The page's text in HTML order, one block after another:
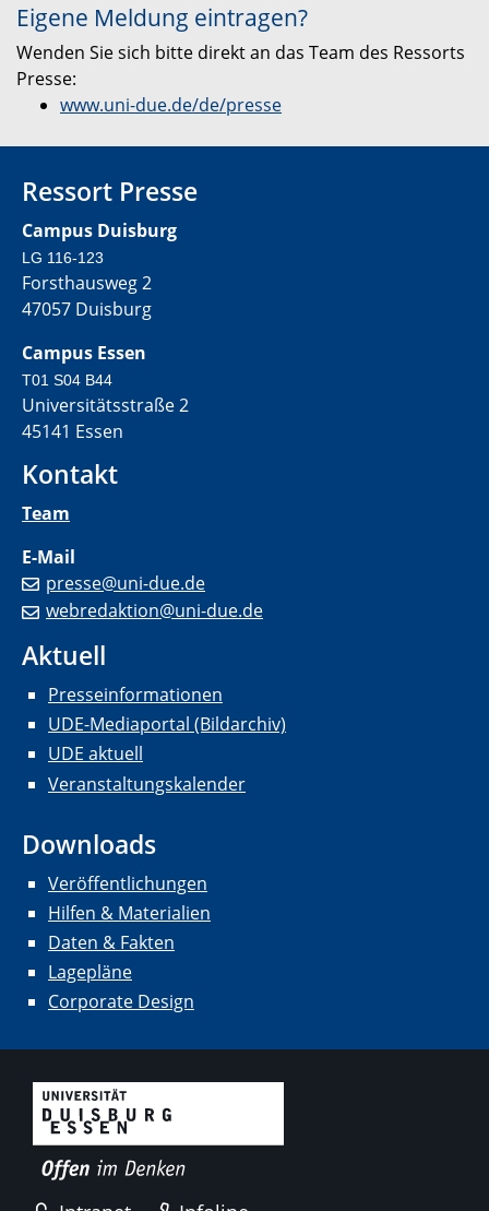
Eigene Meldung eintragen?
Wenden Sie sich bitte direkt an das Team des Ressorts
Presse:
www.uni-due.de/de/presse
Ressort Presse
Campus Duisburg
LG 116-123
Forsthausweg 2
47057 Duisburg
Campus Essen
T01 S04 B44
Universitätsstraße 2
45141 Essen
Kontakt
Team
E-Mail
presse@uni-due.de
webredaktion@uni-due.de
Aktuell
Presseinformationen
UDE-Mediaportal (Bildarchiv)
UDE aktuell
Veranstaltungskalender
Downloads
Veröffentlichungen
Hilfen & Materialien
Daten & Fakten
Lagepläne
Corporate Design